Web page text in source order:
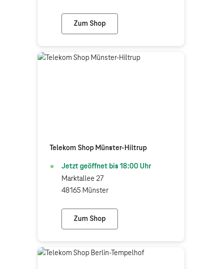
Zum Shop
Telekom Shop Hennef
Telekom Shop Münster-Hiltrup
Jetzt geöffnet bis 18:00 Uhr
Marktallee 27
48165 Münster
Zum Shop
Telekom Shop Münster-Hiltrup